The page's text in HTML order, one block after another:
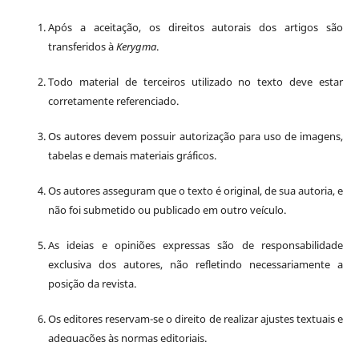
Após a aceitação, os direitos autorais dos artigos são
transferidos àKerygma.
Todo material de terceiros utilizado no texto deve estar
corretamente referenciado.
Os autores devem possuir autorização para uso de imagens,
tabelas e demais materiais gráficos.
Os autores asseguram que o texto é original, de sua autoria, e
não foi submetido ou publicado em outro veículo.
As ideias e opiniões expressas são de responsabilidade
exclusiva dos autores, não refletindo necessariamente a
posição da revista.
Os editores reservam-se o direito de realizar ajustes textuais e
adequações às normas editoriais.